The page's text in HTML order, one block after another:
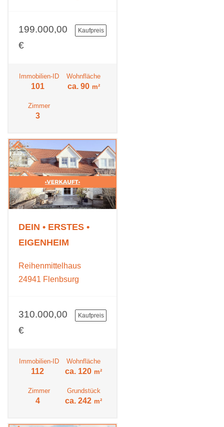
199.000,00
€
Kaufpreis
Immobilien-ID
101
Wohnfläche
ca. 90 m²
Zimmer
3
DEIN • ERSTES •
EIGENHEIM
Reihenmittelhaus
24941 Flenbsurg
310.000,00
€
Kaufpreis
Immobilien-ID
112
Wohnfläche
ca. 120 m²
Zimmer
4
Grundstück
ca. 242 m²